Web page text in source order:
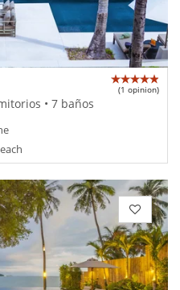
(1 opinion)
• 7 baños